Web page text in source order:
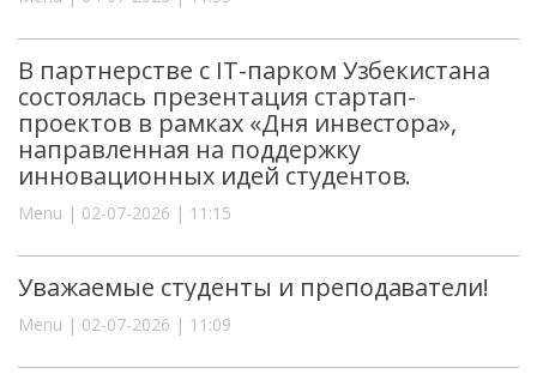
В партнерстве с IT-парком Узбекистана
состоялась презентация стартап-
проектов в рамках «Дня инвестора»,
направленная на поддержку
инновационных идей студентов.
Menu | 02-07-2026 | 11:15
Уважаемые студенты и преподаватели!
Menu | 02-07-2026 | 11:09